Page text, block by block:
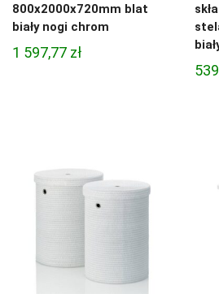
800x2000x720mm blat
biały nogi chrom
1 597,77 zł